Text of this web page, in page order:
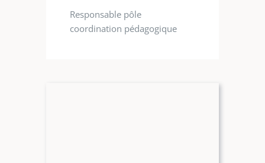
Responsable pôle
coordination pédagogique